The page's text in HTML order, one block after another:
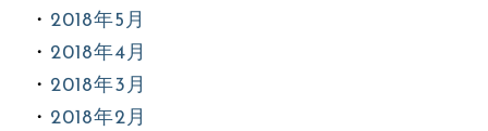
2018年5月
2018年4月
2018年3月
2018年2月